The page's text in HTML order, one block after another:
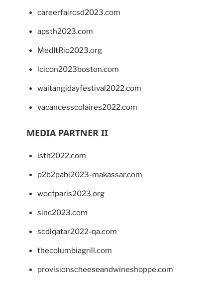
careerfaircsd2023.com
apsth2023.com
MedItRio2023.org
lcicon2023boston.com
waitangidayfestival2022.com
vacancesscolaires2022.com
MEDIA PARTNER II
isth2022.com
p2b2pabi2023-makassar.com
wocfparis2023.org
sinc2023.com
scdlqatar2022-qa.com
thecolumbiagrill.com
provisionscheeseandwineshoppe.com